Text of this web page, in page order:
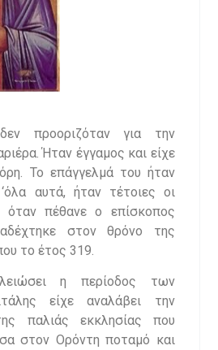
προοριζόταν για την
Ήταν έγγαμος και είχε
Το επάγγελμά του ήταν
αυτά, ήταν τέτοιες οι
πέθανε ο επίσκοπος
στον θρόνο της
το έτος 319.
η περίοδος των
είχε αναλάβει την
παλιάς εκκλησίας που
στον Ορόντη ποταμό και